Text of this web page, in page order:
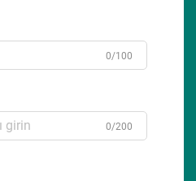
0/100
0/200